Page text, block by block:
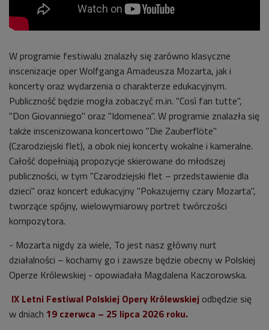
W programie festiwalu znalazły się zarówno klasyczne
inscenizacje oper Wolfganga Amadeusza Mozarta, jak i
koncerty oraz wydarzenia o charakterze edukacyjnym.
Publiczność będzie mogła zobaczyć m.in. "Così fan tutte",
"Don Giovanniego" oraz "Idomenea". W programie znalazła się
także inscenizowana koncertowo "Die Zauberflöte"
(Czarodziejski flet), a obok niej koncerty wokalne i kameralne.
Całość dopełniają propozycje skierowane do młodszej
publiczności, w tym "Czarodziejski flet – przedstawienie dla
dzieci" oraz koncert edukacyjny "Pokazujemy czary Mozarta",
tworzące spójny, wielowymiarowy portret twórczości
kompozytora.
- Mozarta nigdy za wiele, To jest nasz główny nurt
działalności – kochamy go i zawsze będzie obecny w Polskiej
Operze Królewskiej - opowiadała Magdalena Kaczorowska.
IX Letni Festiwal Polskiej Opery Królewskiej odbędzie się
w dniach 19 czerwca – 25 lipca 2026 roku.